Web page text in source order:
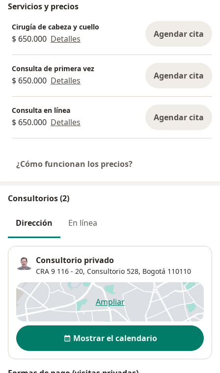
Servicios y precios
Cirugía de cabeza y cuello
$ 650.000 Detalles Agendar cita
Consulta de primera vez
$ 650.000 Detalles Agendar cita
Consulta en línea
$ 650.000 Detalles Agendar cita
¿Cómo funcionan los precios?
Consultorios (2)
Dirección En línea
Consultorio privado
CRA 9 116 ‐ 20, Consultorio 528, Bogotá 110110
Ampliarse abre en una nueva
Disponibilidad
Mostrar el calendario